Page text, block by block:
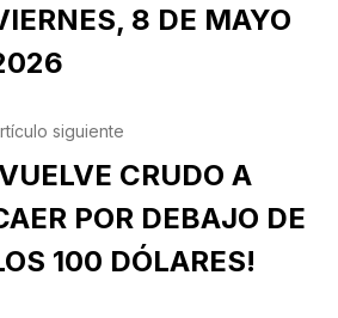
8 DE MAYO
siguiente
CRUDO A
POR DEBAJO DE
100 DÓLARES!